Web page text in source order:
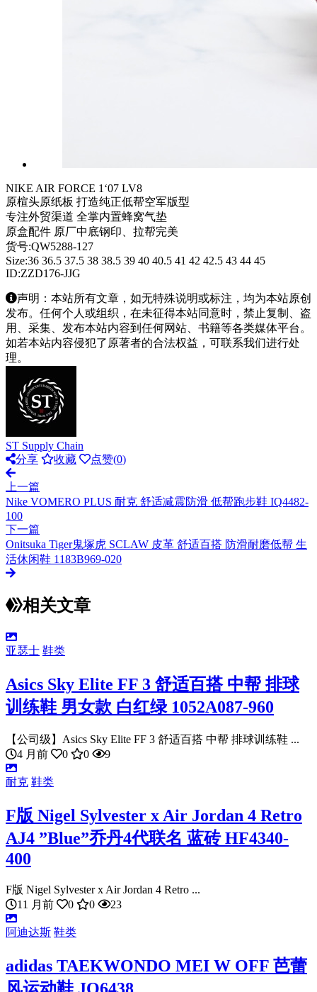
NIKE AIR FORCE 1‘07 LV8
原楦头原纸板 打造纯正低帮空军版型
专注外贸渠道 全掌内置蜂窝气垫
原盒配件 原厂中底钢印、拉帮完美
货号:QW5288-127
Size:36 36.5 37.5 38 38.5 39 40 40.5 41 42 42.5 43 44 45
ID:ZZD176-JJG
声明：本站所有文章，如无特殊说明或标注，均为本站原创
发布。任何个人或组织，在未征得本站同意时，禁止复制、盗
用、采集、发布本站内容到任何网站、书籍等各类媒体平台。
如若本站内容侵犯了原著者的合法权益，可联系我们进行处
理。
ST Supply Chain
分享
收藏 点赞(0)
上一篇
Nike VOMERO PLUS 耐克 舒适减震防滑 低帮跑步鞋 IQ4482-
100
下一篇
Onitsuka Tiger鬼塚虎 SCLAW 皮革 舒适百搭 防滑耐磨低帮 生
活休闲鞋 1183B969-020
相关文章
亚瑟士 鞋类
Asics Sky Elite FF 3 舒适百搭 中帮 排球
训练鞋 男女款 白红绿 1052A087-960
【公司级】Asics Sky Elite FF 3 舒适百搭 中帮 排球训练鞋 ...
4 月前
0 0 9
耐克 鞋类
F版 Nigel Sylvester x Air Jordan 4 Retro
AJ4 ”Blue”乔丹4代联名 蓝砖 HF4340-
400
F版 Nigel Sylvester x Air Jordan 4 Retro ...
11 月前
0 0 23
阿迪达斯 鞋类
adidas TAEKWONDO MEI W OFF 芭蕾
风运动鞋 JQ6438